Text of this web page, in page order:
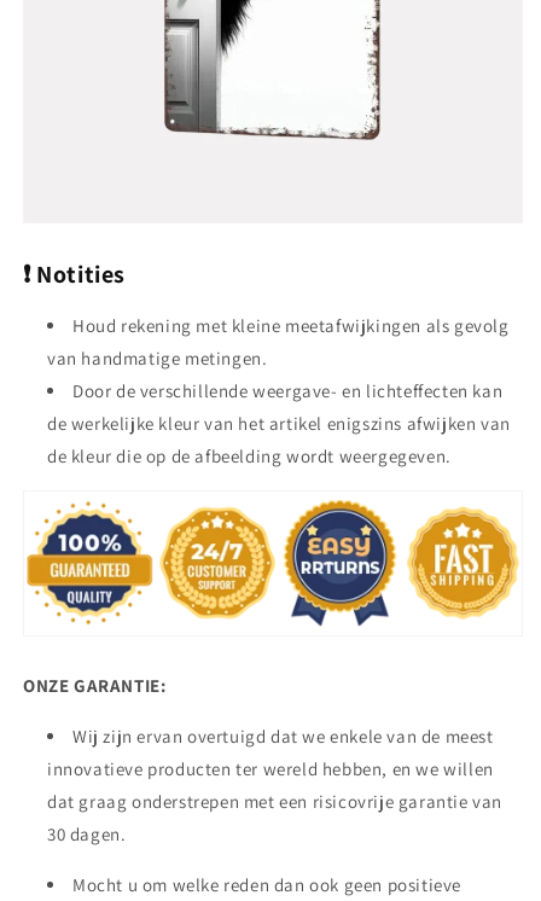
❗ Notities
Houd rekening met kleine meetafwijkingen als gevolg
van handmatige metingen.
Door de verschillende weergave- en lichteffecten kan
de werkelijke kleur van het artikel enigszins afwijken van
de kleur die op de afbeelding wordt weergegeven.
ONZE GARANTIE:
Wij zijn ervan overtuigd dat we enkele van de meest
innovatieve producten ter wereld hebben, en we willen
dat graag onderstrepen met een risicovrije garantie van
30 dagen.
Mocht u om welke reden dan ook geen positieve